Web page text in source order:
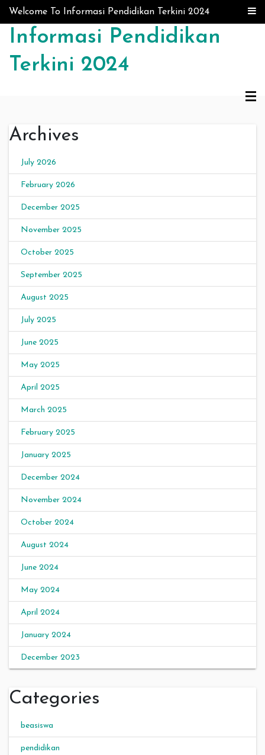
Skip to content
Welcome To Informasi Pendidikan Terkini 2024
Informasi Pendidikan
Terkini 2024
Archives
July 2026
February 2026
December 2025
November 2025
October 2025
September 2025
August 2025
July 2025
June 2025
May 2025
April 2025
March 2025
February 2025
January 2025
December 2024
November 2024
October 2024
August 2024
June 2024
May 2024
April 2024
January 2024
December 2023
Categories
beasiswa
pendidikan